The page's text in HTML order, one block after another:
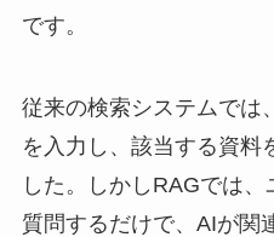
です。
従来の検索システムでは
を入力し、該当する資料
した。しかしRAGでは
質問するだけで、AIが関